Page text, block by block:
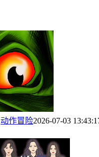
动作冒险2026-07-03